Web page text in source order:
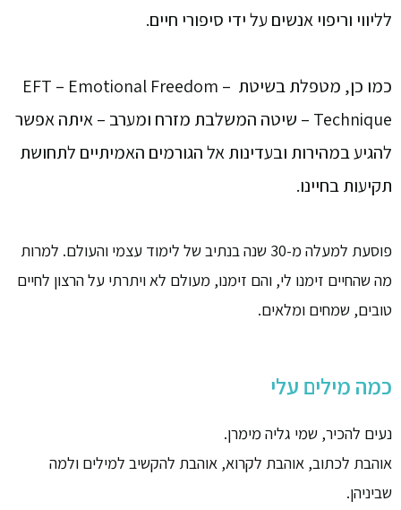
לליווי וריפוי אנשים על ידי סיפורי חיים.
כמו כן, מטפלת בשיטת – EFT – Emotional Freedom
Technique – שיטה המשלבת מזרח
ומערב – איתה אפשר
להגיע במהירות ובעדינות אל הגורמים האמיתיים לתחושת
תקיעות בחיינו.
פוסעת למעלה מ-30 שנה בנתיב של לימוד עצמי והעולם. למרות
מה שהחיים זימנו לי, והם זימנו, מעולם לא ויתרתי על הרצון לחיים
טובים, שמחים ומלאים.
כמה מילים עלי
נעים להכיר, שמי גליה מימרן.
אוהבת לכתוב, אוהבת לקרוא, אוהבת להקשיב למילים ולמה
שביניהן.